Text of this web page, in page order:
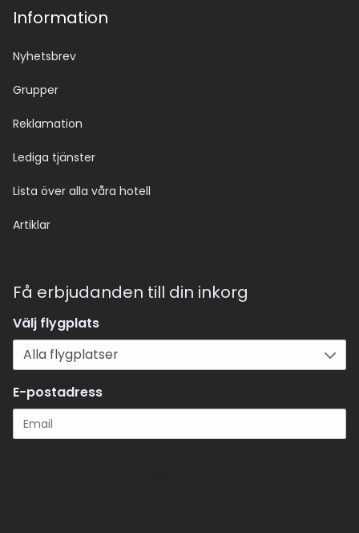
Information
Nyhetsbrev
Grupper
Reklamation
Lediga tjänster
Lista över alla våra hotell
Artiklar
Få erbjudanden till din inkorg
Välj flygplats
E-postadress